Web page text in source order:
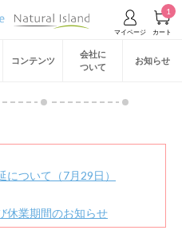
1
コンテンツ
会社に
ついて
お知らせ
ついて（7月29日）
休業期間のお知らせ